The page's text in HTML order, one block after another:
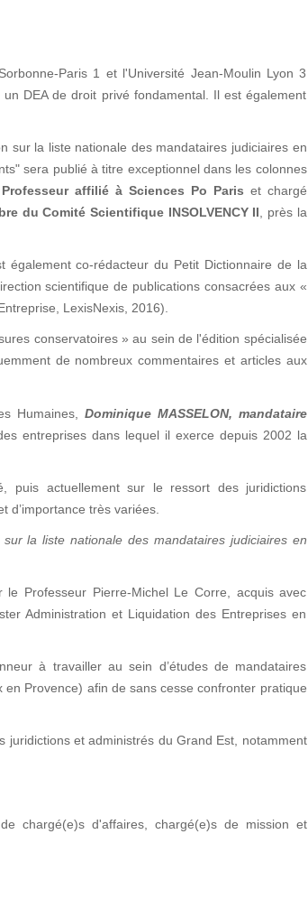
Paris 1 et l'Université Jean-Moulin Lyon 3
DEA de droit privé fondamental. Il est également
sur la liste nationale des mandataires judiciaires en
sera publié à titre exceptionnel dans les colonnes
Professeur affilié à Sciences Po Paris et chargé
du Comité Scientifique INSOLVENCY II , près la
co-rédacteur du Petit Dictionnaire de la
scientifique de publications consacrées aux «
LexisNexis, 2016).
conservatoires » au sein de l'édition spécialisée
de nombreux commentaires et articles aux
Humaines, Dominique MASSELON, mandataire
entreprises dans lequel il exerce depuis 2002 la
puis actuellement sur le ressort des juridictions
d’importance très variées.
la liste nationale des mandataires judiciaires en
Professeur Pierre-Michel Le Corre, acquis avec
Administration et Liquidation des Entreprises en
à travailler au sein d’études de mandataires
en Provence) afin de sans cesse confronter pratique
juridictions et administrés du Grand Est, notamment
chargé(e)s d'affaires, chargé(e)s de mission et